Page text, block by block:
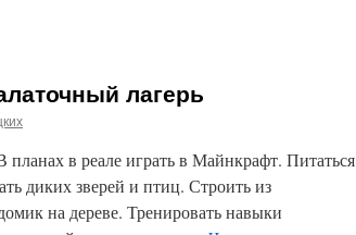
лагерь
в реале играть в Майнкрафт. Питаться
диких зверей и птиц. Строить из
на дереве. Тренировать навыки